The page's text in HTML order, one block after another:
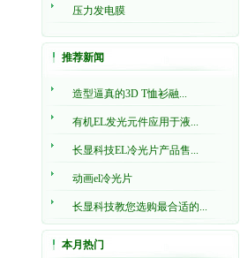
压力发电膜
推荐新闻
造型逼真的3D T恤衫融...
有机EL发光元件应用于液...
长显科技EL冷光片产品售...
动画el冷光片
长显科技教您选购最合适的...
本月热门